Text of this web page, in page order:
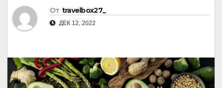
От travelbox27_
ДЕК 12, 2022